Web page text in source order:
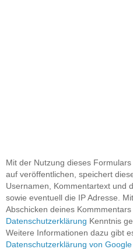
Mit der Nutzung dieses
auf veröffentlichen, speichert
Usernamen, Kommentartext und
sowie eventuell die IP Adresse.
Abschicken deines
Datenschutzerklärung Kenntnis
Weitere Informationen dazu gibt
Datenschutzerklärung von Google